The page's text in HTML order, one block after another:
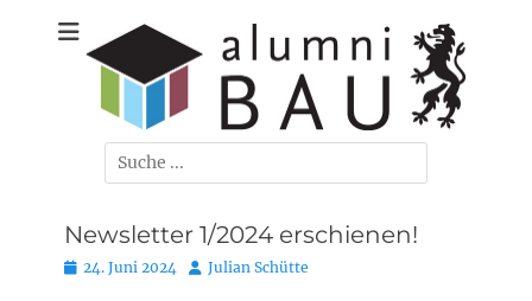
Alumni-Bau
Carolo-
Wihelmina e. V.
Der Ehemaligenverein der Bauingenieure, Umweltingenieure,
Verkehrsingenieure und Wirtschaftsingenieure/Bau der TU
Suchen
nach:
Newsletter 1/2024 erschienen!
Posted
24. Juni 2024 AutorJulian Schütte